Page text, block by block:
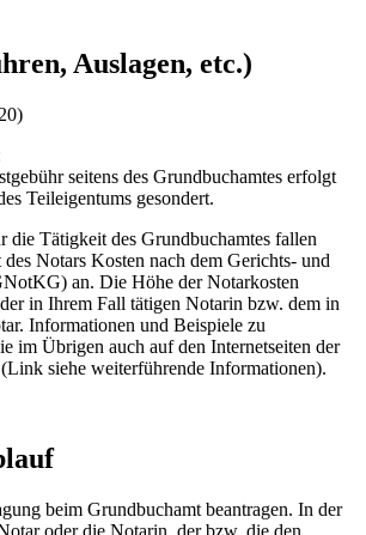
Auslagen, etc.)
seitens des Grundbuchamtes erfolgt
Teileigentums gesondert.
die Tätigkeit des Grundbuchamtes fallen
Notars Kosten nach dem Gerichts- und
an. Die Höhe der Notarkosten
in Ihrem Fall tätigen Notarin bzw. dem in
Informationen und Beispiele zu
im Übrigen auch auf den Internetseiten der
siehe weiterführende Informationen).
beim Grundbuchamt beantragen. In der